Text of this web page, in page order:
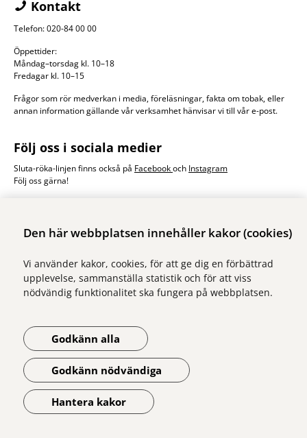
Den här webbplatsen innehåller kakor (cookies)
Vi använder kakor, cookies, för att ge dig en förbättrad
upplevelse, sammanställa statistik och för att viss
nödvändig funktionalitet ska fungera på webbplatsen.
Godkänn alla
Godkänn nödvändiga
Hantera kakor
Kontakt
Telefon: 020-84 00 00
Öppettider:
Måndag–torsdag kl. 10–18
Fredagar kl. 10–15
Frågor som rör medverkan i media, föreläsningar, fakta om tobak, eller
annan information gällande vår verksamhet hänvisar vi till vår e-post.
Följ oss i sociala medier
Sluta-röka-linjen finns också på Facebookoch Instagram
Följ oss gärna!
Illustrationer
Vi ingår i Stockholms läns sjukvårdsområde som erbjuder hälso- och
sjukvård i Region Stockholms regi.
Om webbplatsen
Tillgänglighetsredogörelse